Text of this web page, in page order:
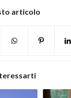
articolo